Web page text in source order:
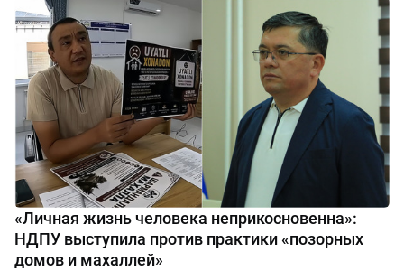
«Личная жизнь человека неприкосновенна»:
НДПУ выступила против практики «позорных
домов и махаллей»